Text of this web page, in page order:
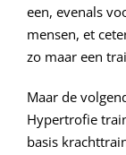
een, evenals
mensen, et
zo maar een
Maar de
Hypertrofie
basis